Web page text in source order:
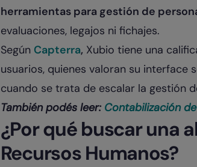
herramientas para gestión de
evaluaciones, legajos ni fichajes.
Según Capterra, Xubio tiene una
usuarios, quienes valoran su interface
cuando se trata de escalar la gestión
También podés leer: Contabilización
¿Por qué buscar una
Recursos Humanos?